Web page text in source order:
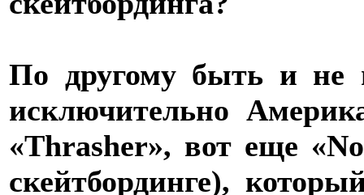
По другому быть и не
исключительно
«Thrasher», вот еще
скейтбординге),